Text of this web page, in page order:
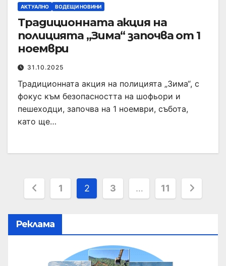
АКТУАЛНО ВОДЕЩИ НОВИНИ
Традиционната акция на
полицията „Зима“ започва от 1
ноември
31.10.2025
Традиционната акция на полицията „Зима“, с
фокус към безопасността на шофьори и
пешеходци, започва на 1 ноември, събота,
като ще…
1 2 3 … 11
Реклама